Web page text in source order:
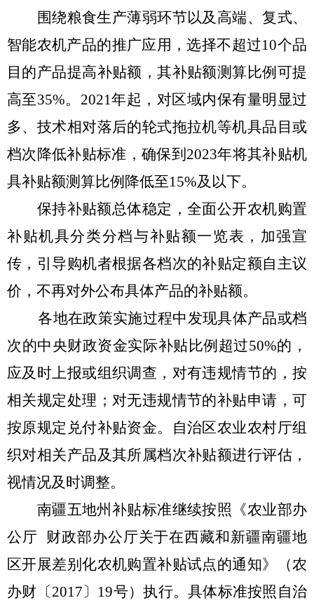
围绕粮食生产薄弱环节以及高端、复式、
智能农机产品的推广应用，选择不超过10个品
目的产品提高补贴额，其补贴额测算比例可提
高至35%。 2021年起，对区域内保有量明显过
多、技术相对落后的轮式拖拉机等机具品目或
档次降低补贴标准，确保到 2023年将其补贴机
具补贴额测算比例降低至15%及以下。
保持补贴额总体稳定，全面公开农机购置
补贴机具分类分档与补贴额一览表，加强宣
传，引导购机者根据各档次的补贴定额自主议
价，不再对外公布具体产品的补贴额。
各地在政策实施过程中发现具体产品或档
次的中央财政资金实际补贴比例超过50%的，
应及时上报或组织调查，对有违规情节的，按
相关规定处理；对无违规情节的补贴申请，可
按原规定兑付补贴资金。自治区农业农村厅组
织对相关产品及其所属档次补贴额进行评估，
视情况及时调整。
南疆五地州补贴标准继续按照《农业部办
公厅
财政部办公厅关于在西藏和新疆南疆地
区开展差别化农机购置补贴试点的通知》（农
办财〔2017〕 19号）执行。具体标准按照自治